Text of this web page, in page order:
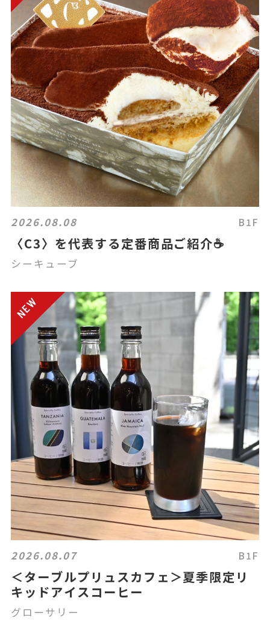
2026.08.08 B1F
〈C3〉を代表する定番商品ご紹介☕
シーキューブ
2026.08.07 B1F
＜ターブルプリュスカフェ＞夏季限定リ
キッドアイスコーヒー
グローサリー